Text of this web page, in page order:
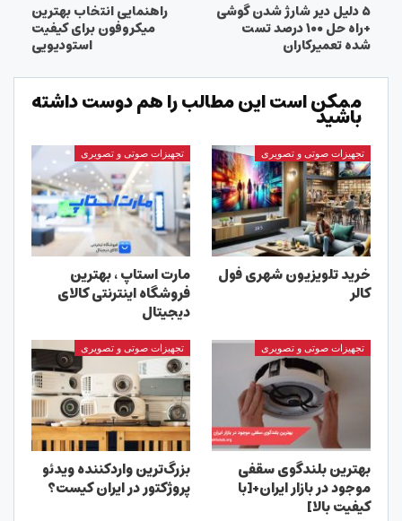
۵ دلیل دیر شارژ شدن گوشی
+راه حل ۱۰۰ درصد تست
شده تعمیرکاران
راهنمایی انتخاب بهترین
میکروفون برای کیفیت
استودیویی
ممکن است این مطالب را هم دوست داشته
باشید
تجهیزات صوتی و تصویری
خرید تلویزیون شهری فول
کالر
تجهیزات صوتی و تصویری
مارت استاپ ، بهترین
فروشگاه اینترنتی کالای
دیجیتال
تجهیزات صوتی و تصویری
بهترین بلندگوی سقفی
موجود در بازار ایران+[با
کیفیت بالا]
تجهیزات صوتی و تصویری
بزرگ‌ترین واردکننده ویدئو
پروژکتور در ایران کیست؟